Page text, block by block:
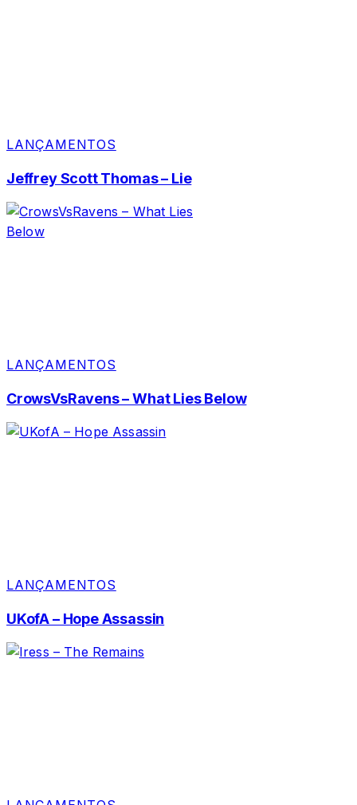
LANÇAMENTOS
Jeffrey Scott Thomas – Lie
LANÇAMENTOS
CrowsVsRavens – What Lies Below
LANÇAMENTOS
UKofA – Hope Assassin